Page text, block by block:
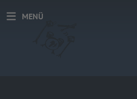
MENÜ